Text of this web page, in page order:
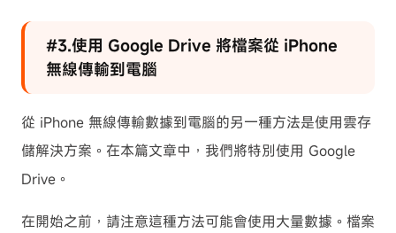
#3.使用 Google Drive 將檔案從 iPhone
無線傳輸到電腦
從 iPhone 無線傳輸數據到電腦的另一種方法是使用雲存
儲解決方案。在本篇文章中，我們將特別使用 Google
Drive。
在開始之前，請注意這種方法可能會使用大量數據。檔案